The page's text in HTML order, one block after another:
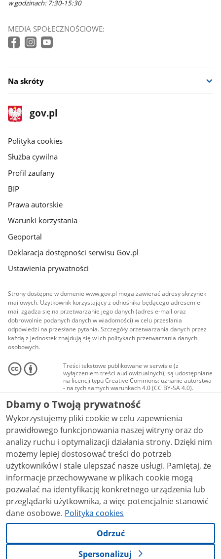
w godzinach: 7:30-15:30
MEDIA SPOŁECZNOŚCIOWE:
Na skróty
stopka
gov.pl
Strona
gov.pl
gov.pl
Polityka cookies
Służba cywilna
Profil zaufany
BIP
Prawa autorskie
Warunki korzystania
Geoportal
Deklaracja dostępności serwisu Gov.pl
Ustawienia prywatności
Strony dostępne w domenie www.gov.pl mogą zawierać adresy skrzynek
mailowych. Użytkownik korzystający z odnośnika będącego adresem e-
mail zgadza się na przetwarzanie jego danych (adres e-mail oraz
dobrowolnie podanych danych w wiadomości) w celu przesłania
odpowiedzi na przesłane pytania. Szczegóły przetwarzania danych przez
każdą z jednostek znajdują się w ich politykach przetwarzania danych
osobowych.
Treści tekstowe publikowane w serwisie (z
wyłączeniem treści audiowizualnych), są udostępniane
na licencji typu Creative Commons: uznanie autorstwa
- na tych samych warunkach 4.0 (CC BY-SA 4.0).
Materiały audiowizualne, w tym zdjęcia, materiały
audio i wideo, są udostępniane na licencji typu
Creative Commons: uznanie autorstwa użycie
niekomercyjne - bez utworów zależnych 4.0 (CC BY-
NC-ND 4.0), o ile nie jest to stwierdzone inaczej.
Dbamy o Twoją prywatność
Wykorzystujemy pliki cookie w celu zapewnienia
prawidłowego funkcjonowania naszej witryny oraz do
analizy ruchu i optymalizacji działania strony. Dzięki nim
możemy lepiej dostosować treści do potrzeb
użytkowników i stale ulepszać nasze usługi. Pamiętaj, że
informacje przechowywane w plikach cookie mogą
pozwalać na identyfikację konkretnego urządzenia lub
przeglądarki użytkownika, a więc potencjalnie stanowić
dane osobowe. Polityka cookies
Odrzuć
Spersonalizuj